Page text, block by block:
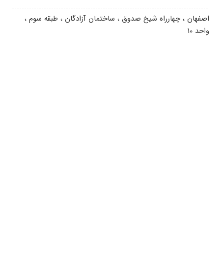
اصفهان ، چهارراه شیخ صدوق ، ساختمان آزادگان ، طبقه سوم ،
واحد 10